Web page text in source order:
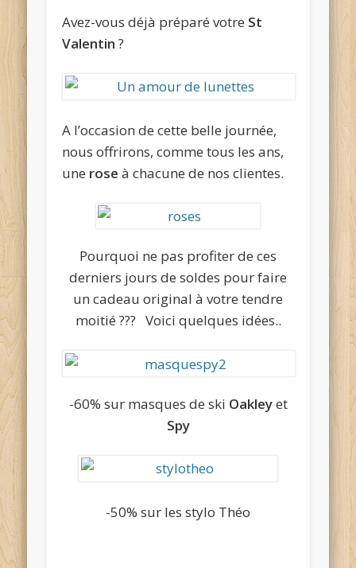
Avez-vous déjà préparé votre St
Valentin ?
A l’occasion de cette belle journée,
nous offrirons, comme tous les ans,
une rose à chacune de nos clientes.
Pourquoi ne pas profiter de ces
derniers jours de soldes pour faire
un cadeau original à votre tendre
moitié ??? Voici quelques idées..
-60% sur masques de ski Oakleyet
Spy
-50% sur les stylo Théo